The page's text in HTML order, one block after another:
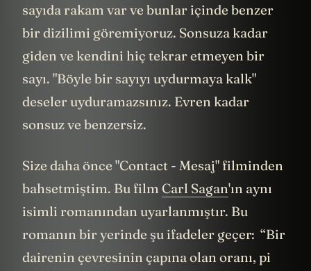
sayıda rakam var ve bunlar içinde benzer
bir dizilimi göremiyoruz. Sonsuza kadar
giden ve kendini hiç tekrar etmeyen bir
sayı. "Böyle bir sayıyı uydurmaya kalk"
deseler uyduramazsınız. Evren kadar
sonsuz ve benzersiz.
Size daha önce "Contact - Mesaj" filminden
bahsetmiştim. Bu film Carl Sagan'ın aynı
isimli romanından uyarlanmıştır. Bu
romanın bir yerinde şu ifadeler geçer: “Bir
dairenin çevresinin çapına olan oranı, pi